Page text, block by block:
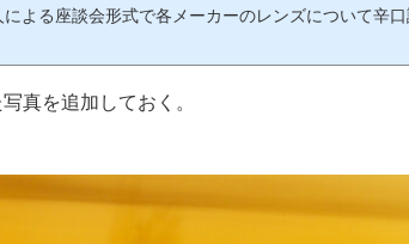
よる座談会形式で各メーカーのレンズについて辛口
真を追加しておく。